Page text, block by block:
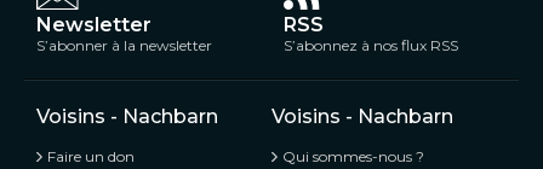
Newsletter
S’abonner à la newsletter
RSS
S’abonnez à nos flux RSS
Voisins - Nachbarn
Faire un don
Voisins - Nachbarn
Qui sommes-nous ?